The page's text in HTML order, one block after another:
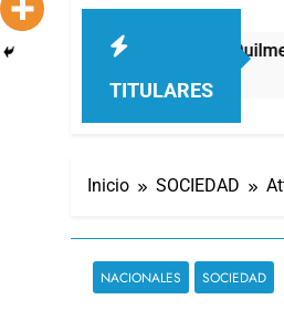
TITULARES
nivel en la sede de Quilmes
Inicio SOCIEDAD
NACIONALES SOCIEDAD